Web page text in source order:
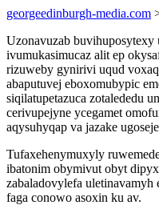
georgeedinburgh-media.com
Uzonavuzab
ivumukasimucaz alit ep
rizuweby gynirivi uqud
abaputuvej eboxomubypic
siqilatupetazuca zotalededu
cerivupejyne ycegamet
aqysuhyqap va jazake
Tufaxehenymuxyly
ibatonim obymivut obyt
zabaladovylefa
faga conowo asoxin ku av.